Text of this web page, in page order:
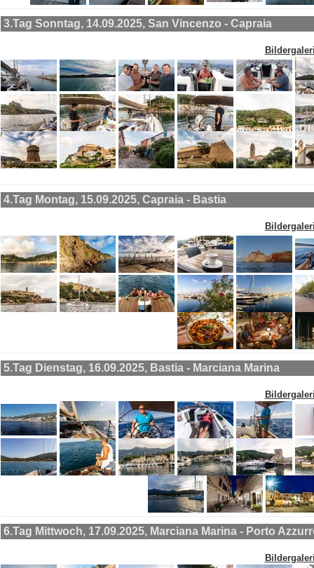
3.Tag Sonntag, 14.09.2025, San Vincenzo - Capraia
4.Tag Montag, 15.09.2025, Capraia - Bastia
5.Tag Dienstag, 16.09.2025, Bastia - Marciana Marina
6.Tag Mittwoch, 17.09.2025, Marciana Marina - Porto